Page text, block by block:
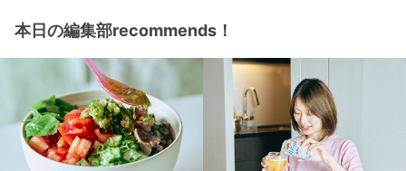
本日の編集部recommends！